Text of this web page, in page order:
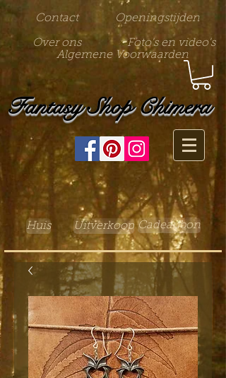
Contact Openingstijden
Over ons
Foto's en video's
Algemene Voorwaarden
Fantasy Shop Chimera
Huis Uitverkoop Cadeaubon